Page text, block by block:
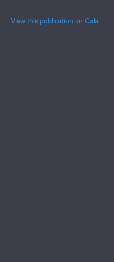
View this publication on Calaméo